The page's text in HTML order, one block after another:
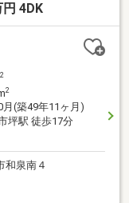
4DK
2
2
月(築49年11ヶ月)
坪駅 徒歩17分
和泉南４